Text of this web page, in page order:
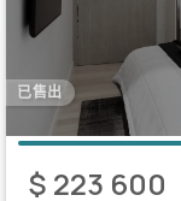
已售出
$ 223 600